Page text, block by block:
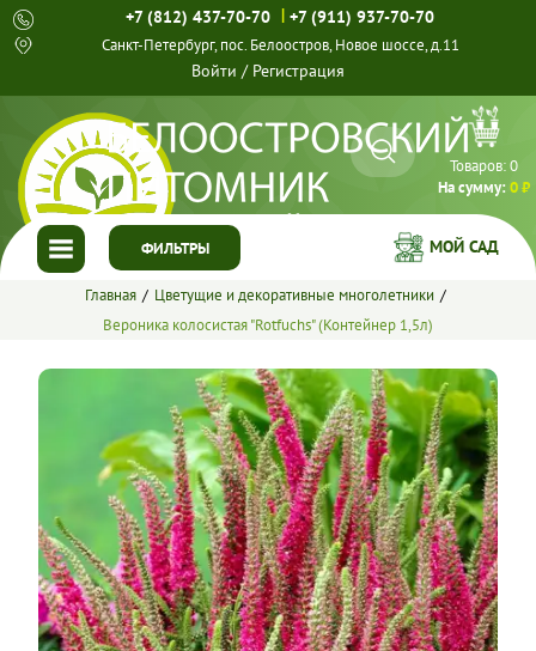
+7 (812) 437-70-70 | +7 (911) 937-70-70
Санкт-Петербург, пос. Белоостров, Новое шоссе, д.11
Войти / Регистрация
Товаров:0
На сумму:0 ₽
ФИЛЬТРЫ
ГЛАВНАЯ
КАТАЛОГ
СПЕЦПРЕДЛОЖЕНИЯ
ГОТОВЫЕ РЕШЕНИЯ
О НАС
УСЛОВИЯ РАБОТЫ
КОНТАКТЫ
МОЙ САД
Главная
Цветущие и декоративные многолетники
Вероника колосистая "Rotfuchs" (Контейнер 1,5л)